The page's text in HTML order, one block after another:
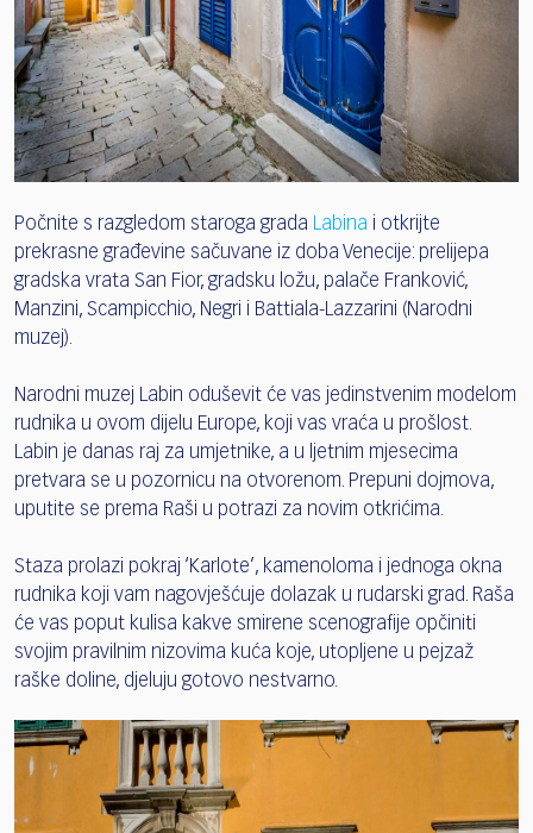
Počnite s razgledom staroga grada Labina i otkrijte
prekrasne građevine sačuvane iz doba Venecije: prelijepa
gradska vrata San Fior, gradsku ložu, palače Franković,
Manzini, Scampicchio, Negri i Battiala-Lazzarini (Narodni
muzej).
Narodni muzej Labin oduševit će vas jedinstvenim modelom
rudnika u ovom dijelu Europe, koji vas vraća u prošlost.
Labin je danas raj za umjetnike, a u ljetnim mjesecima
pretvara se u pozornicu na otvorenom. Prepuni dojmova,
uputite se prema Raši u potrazi za novim otkrićima.
Staza prolazi pokraj ‘Karlote’, kamenoloma i jednoga okna
rudnika koji vam nagovješćuje dolazak u rudarski grad. Raša
će vas poput kulisa kakve smirene scenografije opčiniti
svojim pravilnim nizovima kuća koje, utopljene u pejzaž
raške doline, djeluju gotovo nestvarno.